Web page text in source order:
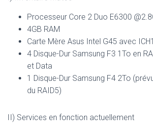
Processeur Core 2 Duo E6300
4GB RAM
Carte Mère Asus Intel G45 avec
4 Disque-Dur Samsung F3 1To en
et Data
1 Disque-Dur Samsung F4 2To
du RAID5)
II) Services en fonction actuellement